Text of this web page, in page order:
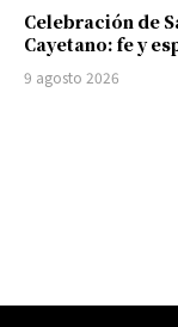
Celebración de
Cayetano: fe y
9 agosto 2026